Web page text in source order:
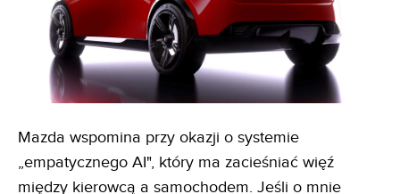
Mazda wspomina przy okazji o systemie
„empatycznego AI", który ma zacieśniać więź
między kierowcą a samochodem. Jeśli o mnie